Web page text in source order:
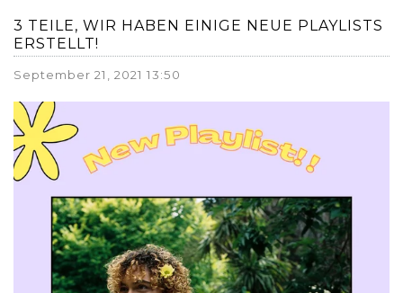
3 TEILE, WIR HABEN EINIGE NEUE PLAYLISTS
ERSTELLT!
September 21, 2021 13:50